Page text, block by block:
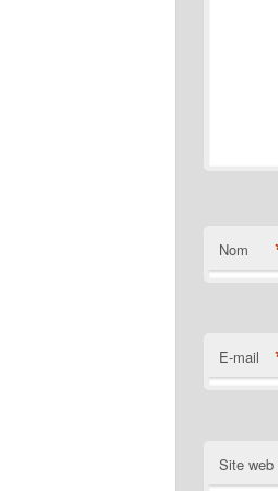
Nom
E-mail
Site web